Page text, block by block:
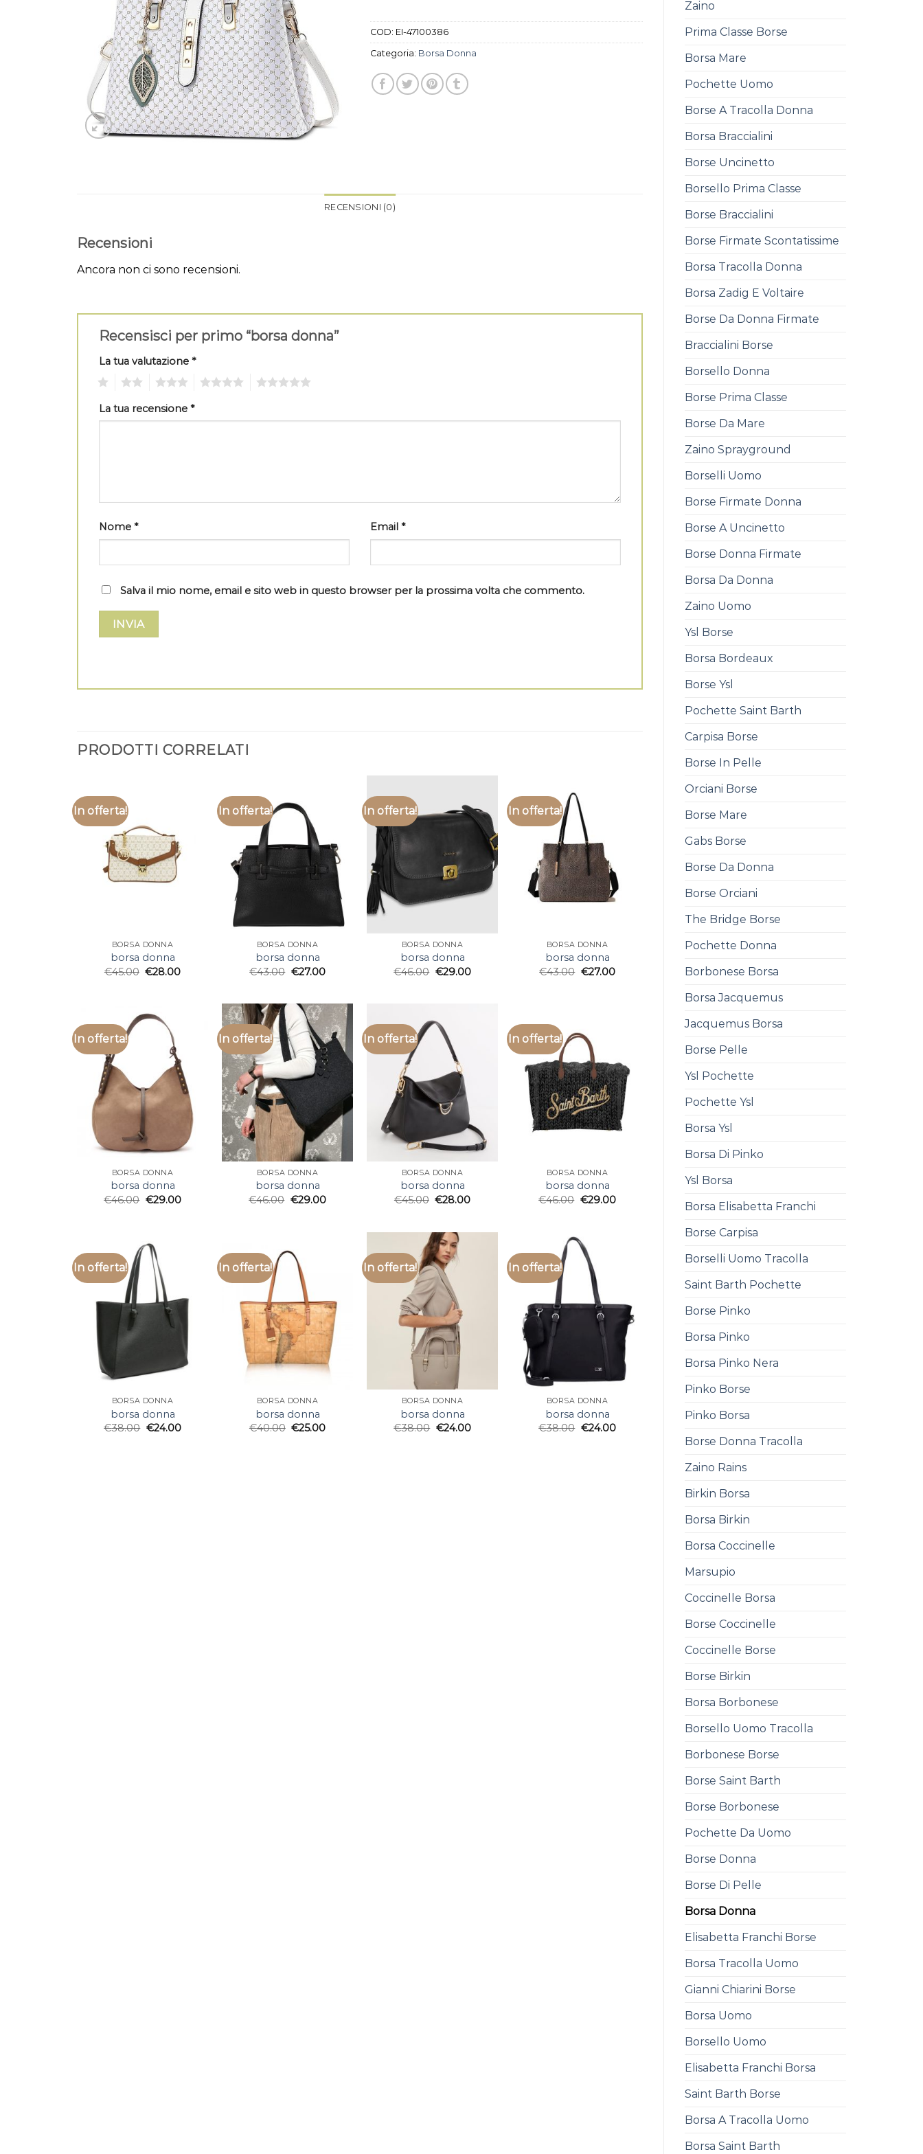
Zaino
Prima Classe Borse
Borsa Mare
Pochette Uomo
Borse A Tracolla Donna
Borsa Braccialini
Borse Uncinetto
Borsello Prima Classe
Borse Braccialini
Borse Firmate Scontatissime
Borsa Tracolla Donna
Borsa Zadig E Voltaire
Borse Da Donna Firmate
Braccialini Borse
Borsello Donna
Borse Prima Classe
Borse Da Mare
Zaino Sprayground
Borselli Uomo
Borse Firmate Donna
Borse A Uncinetto
Borse Donna Firmate
Borsa Da Donna
Zaino Uomo
Ysl Borse
Borsa Bordeaux
Borse Ysl
Pochette Saint Barth
Carpisa Borse
Borse In Pelle
Orciani Borse
Borse Mare
Gabs Borse
Borse Da Donna
Borse Orciani
The Bridge Borse
Pochette Donna
Borbonese Borsa
Borsa Jacquemus
Jacquemus Borsa
Borse Pelle
Ysl Pochette
Pochette Ysl
Borsa Ysl
Borsa Di Pinko
Ysl Borsa
Borsa Elisabetta Franchi
Borse Carpisa
Borselli Uomo Tracolla
Saint Barth Pochette
Borse Pinko
Borsa Pinko
Borsa Pinko Nera
Pinko Borse
Pinko Borsa
Borse Donna Tracolla
Zaino Rains
Birkin Borsa
Borsa Birkin
Borsa Coccinelle
Marsupio
Coccinelle Borsa
Borse Coccinelle
Coccinelle Borse
Borse Birkin
Borsa Borbonese
Borsello Uomo Tracolla
Borbonese Borse
Borse Saint Barth
Borse Borbonese
Pochette Da Uomo
Borse Donna
Borse Di Pelle
Borsa Donna
Elisabetta Franchi Borse
Borsa Tracolla Uomo
Gianni Chiarini Borse
Borsa Uomo
Borsello Uomo
Elisabetta Franchi Borsa
Saint Barth Borse
Borsa A Tracolla Uomo
Borsa Saint Barth
COD: EI-47100386
Categoria: Borsa Donna
RECENSIONI (0)
Recensioni
Ancora non ci sono recensioni.
Recensisci per primo “borsa donna”
La tua valutazione *
La tua recensione *
Nome * Email *
Salva il mio nome, email e sito web in questo browser per la prossima volta che commento.
PRODOTTI CORRELATI
In offerta!
BORSA DONNA
borsa donna
€45.00 €28.00
In offerta!
BORSA DONNA
borsa donna
€43.00 €27.00
In offerta!
BORSA DONNA
borsa donna
€46.00 €29.00
In offerta!
BORSA DONNA
borsa donna
€43.00 €27.00
In offerta!
BORSA DONNA
borsa donna
€46.00 €29.00
In offerta!
BORSA DONNA
borsa donna
€46.00 €29.00
In offerta!
BORSA DONNA
borsa donna
€45.00 €28.00
In offerta!
BORSA DONNA
borsa donna
€46.00 €29.00
In offerta!
BORSA DONNA
borsa donna
€38.00 €24.00
In offerta!
BORSA DONNA
borsa donna
€40.00 €25.00
In offerta!
BORSA DONNA
borsa donna
€38.00 €24.00
In offerta!
BORSA DONNA
borsa donna
€38.00 €24.00